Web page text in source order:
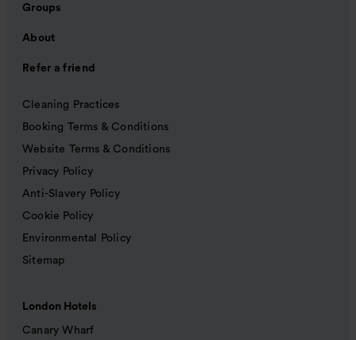
Groups
About
Refer a friend
Cleaning Practices
Booking Terms & Conditions
Website Terms & Conditions
Privacy Policy
Anti-Slavery Policy
Cookie Policy
Environmental Policy
Sitemap
London Hotels
Canary Wharf